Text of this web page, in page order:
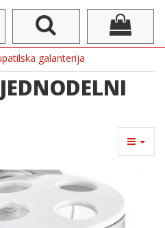
galanterija